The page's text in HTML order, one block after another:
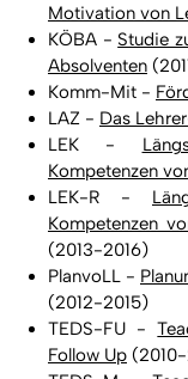
Motivation von
KÖBA - Studie
Absolventen
Komm-Mit -
LAZ - Das
LEK -
Kompetenzen
LEK-R -
Kompetenzen
(2013-2016)
PlanvoLL -
(2012-2015)
TEDS-FU -
Follow Up